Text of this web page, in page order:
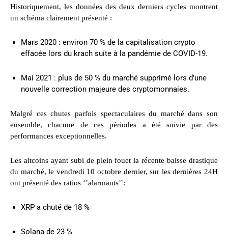
Historiquement, les données des deux derniers cycles montrent
un schéma clairement présenté :
Mars 2020 : environ 70 % de la capitalisation crypto
effacée lors du krach suite à la pandémie de COVID-19.
Mai 2021 : plus de 50 % du marché supprimé lors d’une
nouvelle correction majeure des cryptomonnaies.
Malgré ces chutes parfois spectaculaires du marché dans son
ensemble, chacune de ces périodes a été suivie par des
performances exceptionnelles.
Les altcoins ayant subi de plein fouet la récente baisse drastique
du marché, le vendredi 10 octobre dernier, sur les dernières 24H
ont présenté des ratios ‘’alarmants’’:
XRP a chuté de 18 %
Solana de 23 %